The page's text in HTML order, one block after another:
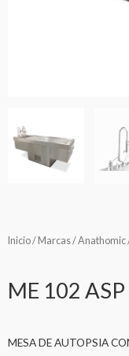
Inicio/ Marcas/Anathomic
ME 102 ASP
MESA DE AUTOPSIA